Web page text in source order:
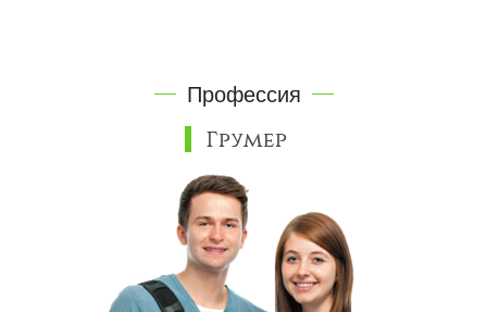
Профессия
Грумер